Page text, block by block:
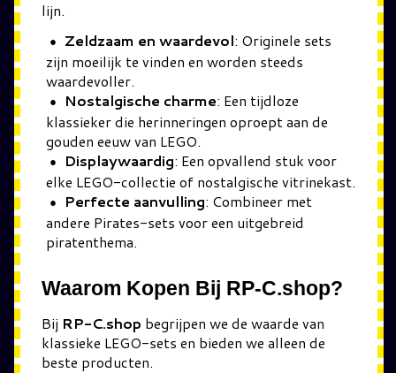
lijn.
Zeldzaam en waardevol: Originele sets
zijn moeilijk te vinden en worden steeds
waardevoller.
Nostalgische charme: Een tijdloze
klassieker die herinneringen oproept aan de
gouden eeuw van LEGO.
Displaywaardig: Een opvallend stuk voor
elke LEGO-collectie of nostalgische vitrinekast.
Perfecte aanvulling: Combineer met
andere Pirates-sets voor een uitgebreid
piratenthema.
Waarom Kopen Bij RP-C.shop?
Bij RP-C.shop begrijpen we de waarde van
klassieke LEGO-sets en bieden we alleen de
beste producten.